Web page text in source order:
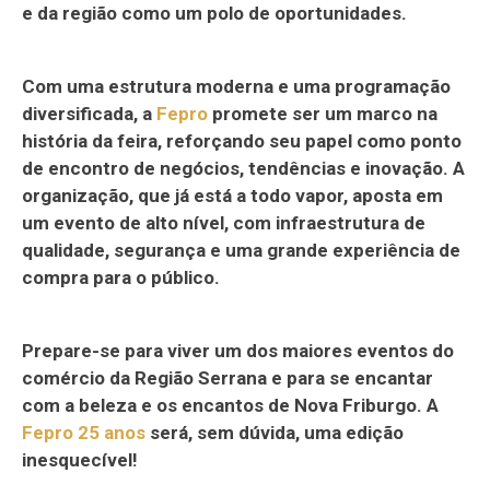
e da região como um polo de oportunidades.
Com uma estrutura moderna e uma programação
diversificada, a Fepro promete ser um marco na
história da feira, reforçando seu papel como ponto
de encontro de negócios, tendências e inovação. A
organização, que já está a todo vapor, aposta em
um evento de alto nível, com infraestrutura de
qualidade, segurança e uma grande experiência de
compra para o público.
Prepare-se para viver um dos maiores eventos do
comércio da Região Serrana e para se encantar
com a beleza e os encantos de Nova Friburgo. A
Fepro 25 anos será, sem dúvida, uma edição
inesquecível!